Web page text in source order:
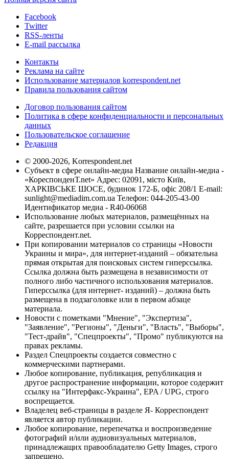
Facebook
Twitter
RSS-ленты
E-mail рассылка
Контакты
Реклама на сайте
Использование материалов korrespondent.net
Правила пользования сайтом
Договор пользования сайтом
Политика в сфере конфиденциальности и персональных
данных
Пользовательское соглашение
Редакция
© 2000-2026, Korrespondent.net
Субъект в сфере онлайн-медиа Название онлайн-медиа -
«КореспонденТ.net» Адрес: 02091, місто Київ,
ХАРКІВСЬКЕ ШОСЕ, будинок 172-Б, офіс 208/1 E-mail:
sunlight@mediadim.com.ua Телефон: 044-205-43-00
Идентификатор медиа - R40-06068
Использование любых материалов, размещённых на
сайте, разрешается при условии ссылки на
Корреспондент.net.
При копировании материалов со страницы «Новости
Украины и мира», для интернет-изданий – обязательна
прямая открытая для поисковых систем гиперссылка.
Ссылка должна быть размещена в независимости от
полного либо частичного использования материалов.
Гиперссылка (для интернет- изданий) – должна быть
размещена в подзаголовке или в первом абзаце
материала.
Новости с пометками "Мнение", "Экспертиза",
"Заявление", "Регионы", "Деньги", "Власть", "Выборы",
"Тест-драйв", "Спецпроекты", "Промо" публикуются на
правах рекламы.
Раздел Спецпроекты создается совместно с
коммерческими партнерами.
Любое копирование, публикация, републикация и
другое распространение информации, которое содержит
ссылку на "Интерфакс-Украина", EPA / UPG, строго
воспрещается.
Владелец веб-страницы в разделе Я- Корреспондент
является автор публикации.
Любое копирование, перепечатка и воспроизведение
фотографий и/или аудиовизуальных материалов,
принадлежащих правообладателю Getty Images, строго
запрещено.